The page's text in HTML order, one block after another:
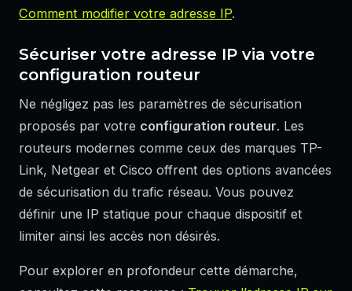
Comment modifier votre adresse IP.
Sécuriser votre adresse IP via votre
configuration routeur
Ne négligez pas les paramètres de sécurisation
proposés par votre configuration routeur. Les
routeurs modernes comme ceux des marques TP-
Link, Netgear et Cisco offrent des options avancées
de sécurisation du trafic réseau. Vous pouvez
définir une IP statique pour chaque dispositif et
limiter ainsi les accès non désirés.
Pour explorer en profondeur cette démarche,